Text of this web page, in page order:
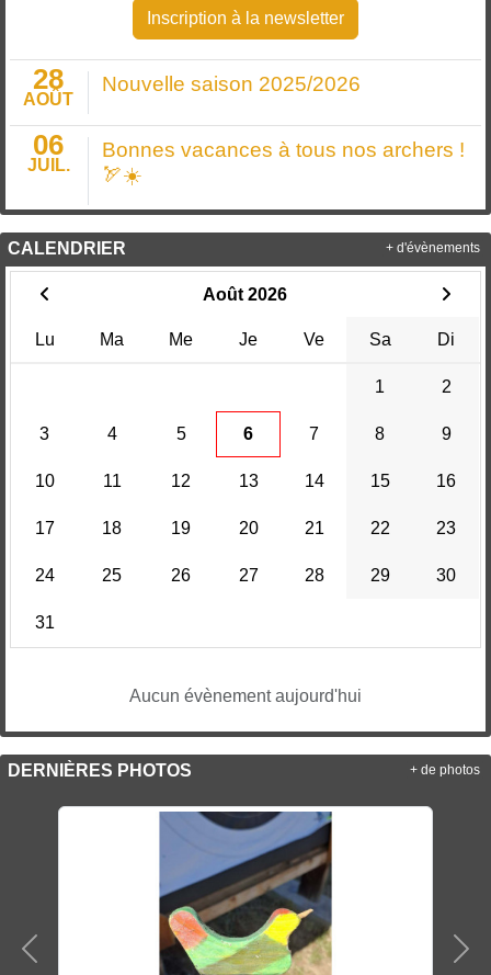
Inscription à la newsletter
28
AOÛT
Nouvelle saison 2025/2026
06
JUIL.
Bonnes vacances à tous nos archers !
🏹☀️
CALENDRIER
Août 2026
Lu Ma Me Je Ve Sa Di
1 2
3 4 5 6 7 8 9
10 11 12 13 14 15 16
17 18 19 20 21 22 23
24 25 26 27 28 29 30
31
Aucun évènement aujourd'hui
+ d'évènements
DERNIÈRES PHOTOS
Précedent
+ de photos